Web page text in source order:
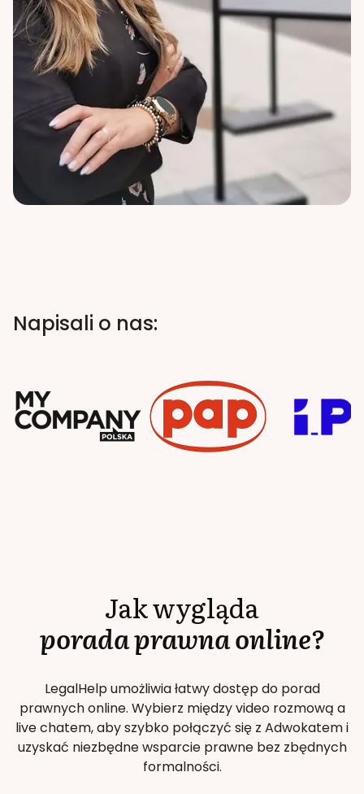
Napisali o nas:
Jak wygląda
porada prawna online?
LegalHelp umożliwia łatwy dostęp do porad
prawnych online. Wybierz między video rozmową a
live chatem, aby szybko połączyć się z Adwokatem i
uzyskać niezbędne wsparcie prawne bez zbędnych
formalności.